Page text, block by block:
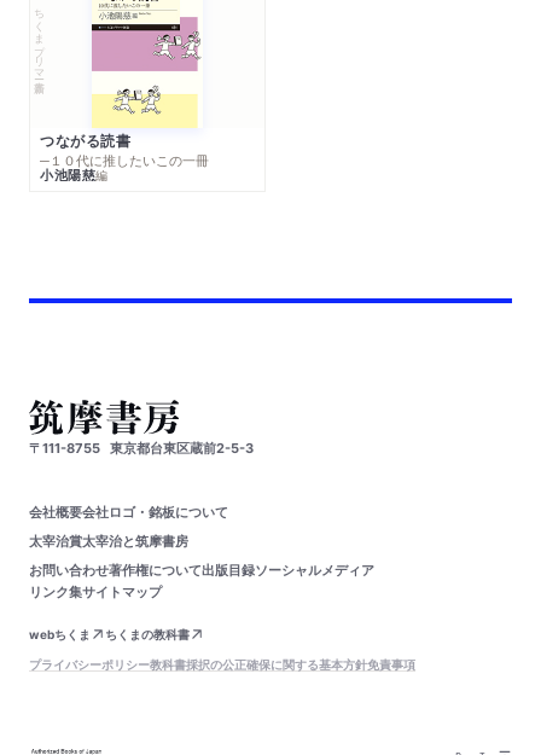
ちくまプリマー新書
つながる読書
─１０代に推したいこの一冊
小池陽慈編
〒111-8755 東京都台東区蔵前2-5-3
会社概要会社ロゴ・銘板について
太宰治賞太宰治と筑摩書房
お問い合わせ著作権について出版目録ソーシャルメディア
リンク集サイトマップ
webちくま
ちくまの教科書
プライバシーポリシー教科書採択の公正確保に関する基本方針免責事項